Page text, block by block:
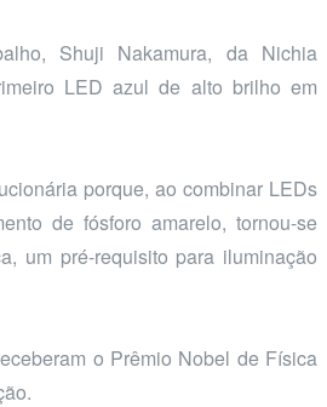
Shuji Nakamura, da Nichia
LED azul de alto brilho em
porque, ao combinar LEDs
de fósforo amarelo, tornou-se
um pré-requisito para iluminação
o Prêmio Nobel de Física